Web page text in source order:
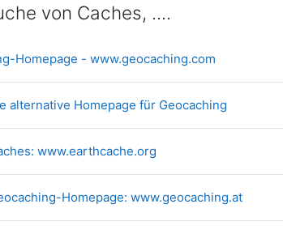
von Caches, ....
Homepage - www.geocaching.comLink/URL
alternative Homepage für GeocachingLink/URL
www.earthcache.orgLink/URL
Homepage: www.geocaching.atLink/